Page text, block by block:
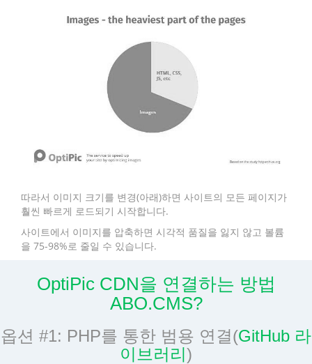
따라서 이미지 크기를 변경(아래)하면 사이트의 모든 페이지가
훨씬 빠르게 로드되기 시작합니다.
사이트에서 이미지를 압축하면 시각적 품질을 잃지 않고 볼륨
을 75-98%로 줄일 수 있습니다.
OptiPic CDN을 연결하는 방법
ABO.CMS?
옵션 #1: PHP를 통한 범용 연결(GitHub 라
이브러리)